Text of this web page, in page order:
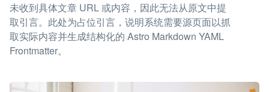
未收到具体文章 URL 或内容，因此无法从原文中提
取引言。此处为占位引言，说明系统需要源页面以抓
取实际内容并生成结构化的 Astro Markdown YAML
Frontmatter。